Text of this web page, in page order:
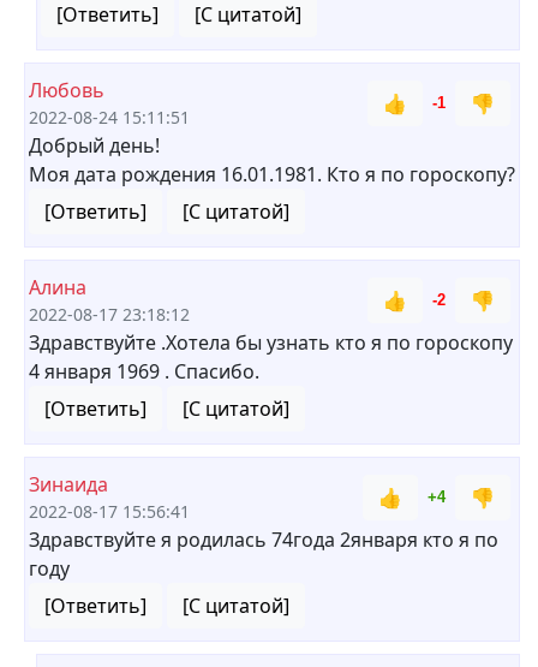
[Ответить]
[С цитатой]
Любовь
2022-08-24 15:11:51
👍 -1
👎
Добрый день!
Моя дата рождения 16.01.1981. Кто я по гороскопу?
[Ответить]
[С цитатой]
Алина
2022-08-17 23:18:12
👍 -2
👎
Здравствуйте .Хотела бы узнать кто я по гороскопу
4 января 1969 . Спасибо.
[Ответить]
[С цитатой]
Зинаида
2022-08-17 15:56:41
👍 +4
👎
Здравствуйте я родилась 74года 2января кто я по
году
[Ответить]
[С цитатой]